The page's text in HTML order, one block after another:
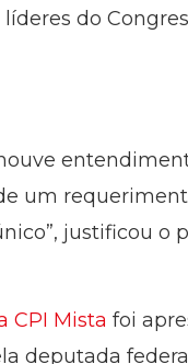
do
um
justificou o
CPI Mista foi
deputada